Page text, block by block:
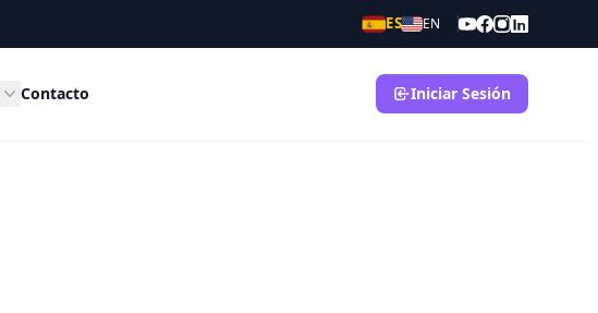
ES EN
Contacto Iniciar Sesión